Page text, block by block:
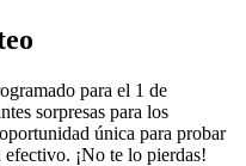
para el 1 de
sorpresas para los
única para probar
¡No te lo pierdas!